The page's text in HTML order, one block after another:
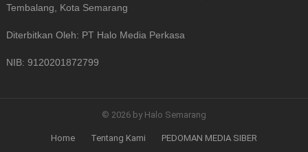
Tembalang, Kota Semarang
Diterbitkan Oleh: PT Halo Media Perkasa
NIB: 9120201872799
© 2026 by Halo Semarang
Home Tentang Kami PEDOMAN MEDIA SIBER